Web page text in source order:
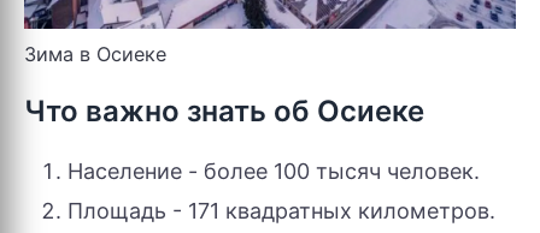
Зима в Осиеке
Что важно знать об Осиеке
Население - более 100 тысяч человек.
Площадь - 171 квадратных километров.